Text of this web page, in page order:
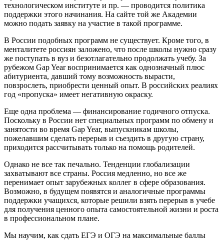
технологическом институте и пр. — проводится политика
поддержки этого начинания. На сайте той же Академии
можно подать заявку на участие в такой программе.
В России подобных программ не существует. Кроме того, в
менталитете россиян заложено, что после школы нужно сразу
же поступать в вуз и безотлагательно продолжать учебу. За
рубежом Gap Year воспринимается как однозначный плюс
абитуриента, давший тому возможность вырасти,
повзрослеть, приобрести ценный опыт. В российских реалиях
год «пропуска» имеет негативную окраску.
Еще одна проблема — финансирование годичного отпуска.
Поскольку в России нет специальных программ по обмену и
занятости во время Gap Year, выпускникам школы,
пожелавшим сделать перерыв и съездить в другую страну,
приходится рассчитывать только на помощь родителей.
Однако не все так печально. Тенденции глобализации
захватывают все страны. Россия медленно, но все же
перенимает опыт зарубежных коллег в сфере образования.
Возможно, в будущем появятся и аналогичные программы
поддержки учащихся, которые решили взять перерыв в учебе
для получения ценного опыта самостоятельной жизни и роста
в профессиональном плане.
Мы научим, как сдать ЕГЭ и ОГЭ на максимальные баллы